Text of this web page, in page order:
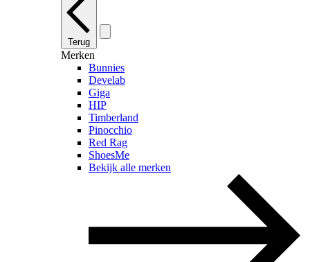
Terug
Merken
Bunnies
Develab
Giga
HIP
Timberland
Pinocchio
Red Rag
ShoesMe
Bekijk alle merken